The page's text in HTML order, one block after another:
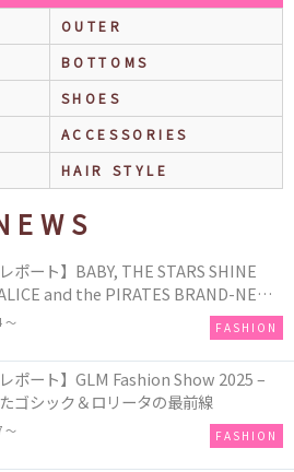
OUTER
BOTTOMS
SHOES
ACCESSORIES
HAIR STYLE
ポート】BABY, THE STARS SHINE
and the PIRATES BRAND-NEW
in TOKYO
FASHION
レポート】GLM Fashion Show 2025 –
ゴシック＆ロリータの最前線
FASHION